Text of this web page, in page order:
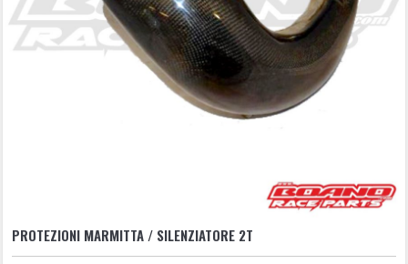
PROTEZIONI MARMITTA / SILENZIATORE 2T